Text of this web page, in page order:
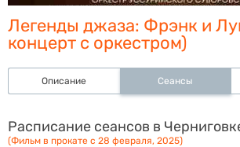
Легенды джаза: Фрэнк и
концерт с оркестром)
Описание Сеансы
Расписание сеансов в
(Фильм в прокате с 28 февраля, 2025)